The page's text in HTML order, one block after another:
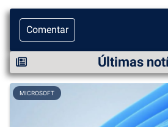
Comentar
Últimas
MICROSOFT